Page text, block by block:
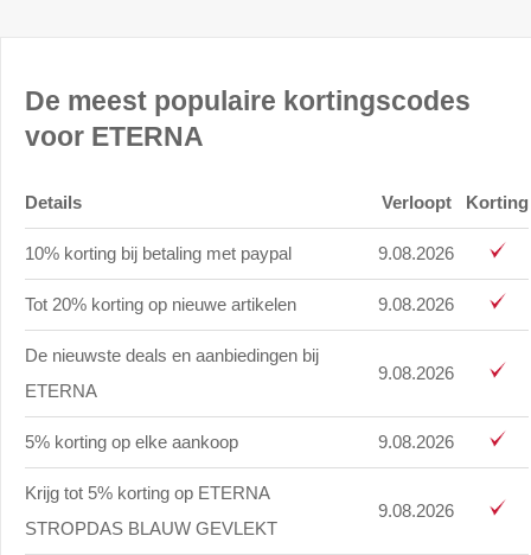
De meest populaire kortingscodes
voor ETERNA
Details Verloopt Korting
10% korting bij betaling met paypal 9.08.2026
Tot 20% korting op nieuwe artikelen 9.08.2026
De nieuwste deals en aanbiedingen bij
ETERNA
9.08.2026
5% korting op elke aankoop 9.08.2026
Krijg tot 5% korting op ETERNA
STROPDAS BLAUW GEVLEKT
9.08.2026